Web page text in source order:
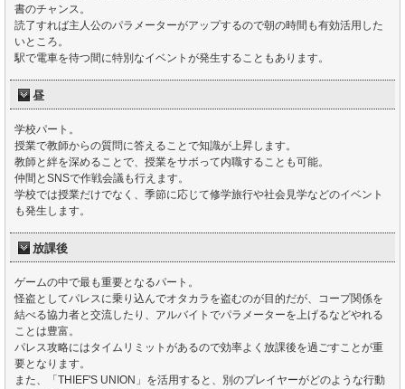
書のチャンス。
読了すれば主人公のパラメーターがアップするので朝の時間も有効活用した
いところ。
駅で電車を待つ間に特別なイベントが発生することもあります。
昼
学校パート。
授業で教師からの質問に答えることで知識が上昇します。
教師と絆を深めることで、授業をサボって内職することも可能。
仲間とSNSで作戦会議も行えます。
学校では授業だけでなく、季節に応じて修学旅行や社会見学などのイベント
も発生します。
放課後
ゲームの中で最も重要となるパート。
怪盗としてパレスに乗り込んでオタカラを盗むのが目的だが、コープ関係を
結べる協力者と交流したり、アルバイトでパラメーターを上げるなどやれる
ことは豊富。
パレス攻略にはタイムリミットがあるので効率よく放課後を過ごすことが重
要となります。
また、「THIEF'S UNION」を活用すると、別のプレイヤーがどのような行動